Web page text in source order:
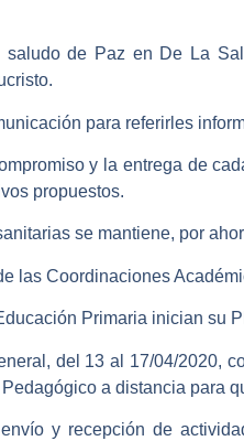
saludo de Paz en De La
para referirles
y la entrega de
propuestos.
se mantiene, por
las Coordinaciones
Primaria inician su
del 13 al 17/04/2020,
a distancia para
y recepción de